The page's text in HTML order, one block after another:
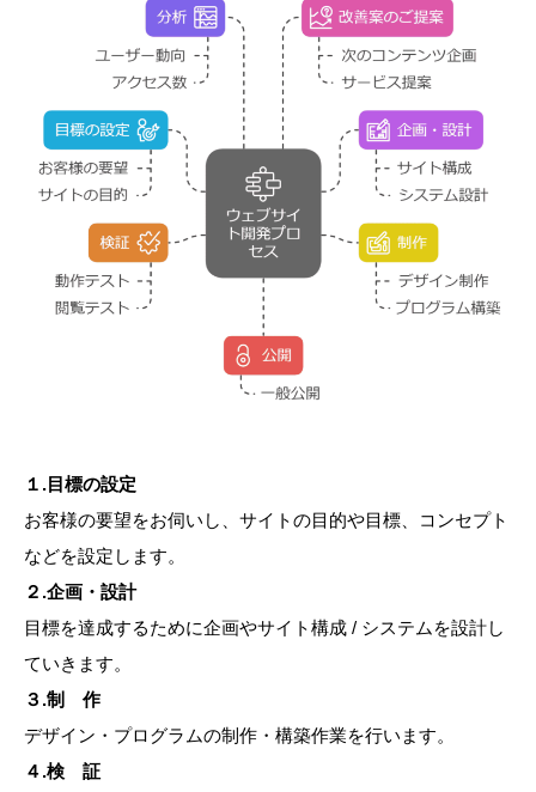
１.目標の設定
お客様の要望をお伺いし、サイトの目的や目標、コンセプト
などを設定します。
２.企画・設計
目標を達成するために企画やサイト構成 / システムを設計し
ていきます。
３.制 作
デザイン・プログラムの制作・構築作業を行います。
４.検 証